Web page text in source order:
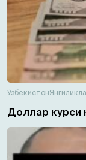
Ўзбекистон
Доллар курси